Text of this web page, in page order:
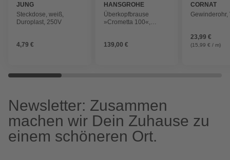
JUNG
Steckdose, weiß,
Duroplast, 250V
4,79 €
HANSGROHE
Überkopfbrause
»Crometta 100«,
139,00 €
CORNAT
Gewinderohr,
23,99 €
(15,99 € / m)
Newsletter: Zusammen
machen wir Dein Zuhause zu
einem schöneren Ort.